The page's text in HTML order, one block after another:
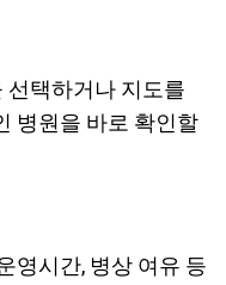
선택하거나 지도를
병원을 바로 확인할
영시간, 병상 여유 등